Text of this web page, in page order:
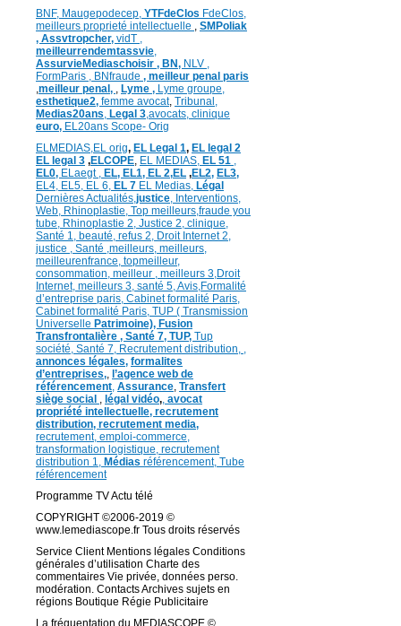
BNF, Maugepodecep, YTFdeClos FdeClos,
meilleurs proprieté intellectuelle , SMPoliak
, Assvtropcher, vidT ,
meilleurrendemtassvie,
AssurvieMediaschoisir , BN, NLV ,
FormParis , BNfraude , meilleur penal paris
,meilleur penal, , Lyme , Lyme groupe,
esthetique2, femme avocat, Tribunal,
Medias20ans, Legal 3,avocats, clinique
euro, EL20ans Scope- Orig
ELMEDIAS,EL orig, EL Legal 1, EL legal 2
EL legal 3 ,ELCOPE, EL MEDIAS, EL 51 ,
EL0, ELaegt , EL, EL1, EL 2,EL ,EL2, EL3,
EL4, EL5, EL 6, EL 7 EL Medias, Légal
DernièresActualités,justice, Interventions,
Web, Rhinoplastie, Top meilleurs,fraude you
tube, Rhinoplastie 2, Justice 2, clinique,
Santé 1, beauté, refus 2, Droit Internet 2,
justice , Santé ,meilleurs, meilleurs,
meilleurenfrance, topmeilleur,
consommation, meilleur , meilleurs 3,Droit
Internet, meilleurs 3, santé 5,Avis,Formalité
d’entreprise paris, Cabinet formalité Paris,
Cabinet formalité Paris, TUP ( Transmission
Universelle Patrimoine), Fusion
Transfrontalière , Santé 7, TUP, Tup
société, Santé 7, Recrutement distribution, ,
annonces légales, formalites
d’entreprises,, l’agence web de
référencement, Assurance, Transfert
siège social , légal vidéo,, avocat
propriété intellectuelle, recrutement
distribution, recrutement media,
recrutement, emploi-commerce,
transformation logistique, recrutement
distribution 1, Médias référencement, Tube
référencement
Programme TV Actu télé
COPYRIGHT ©2006-2019 ©
www.lemediascope.fr Tous droits réservés
Service Client Mentions légales Conditions
générales d’utilisation Charte des
commentaires Vie privée, données perso.
modération. Contacts Archives sujets en
régions Boutique Régie Publicitaire